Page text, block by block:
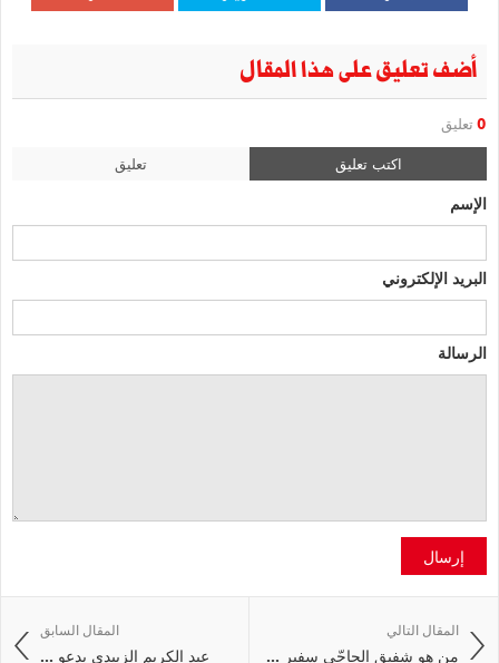
أضف تعليق على هذا المقال
0 تعليق
اكتب تعليق تعليق
الإسم
البريد الإلكتروني
الرسالة
إرسال
المقال السابق
عبد الكريم الزبيدي يدعو ...
المقال التالي
من هو شفيق الحاجّي سفير ...